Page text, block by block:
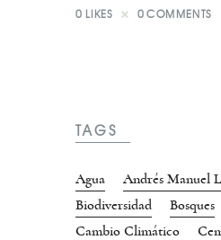
0 LIKES 0 COMMENTS
TAGS
Agua
Andrés Manuel
Biodiversidad
Bosques
Cambio Climático